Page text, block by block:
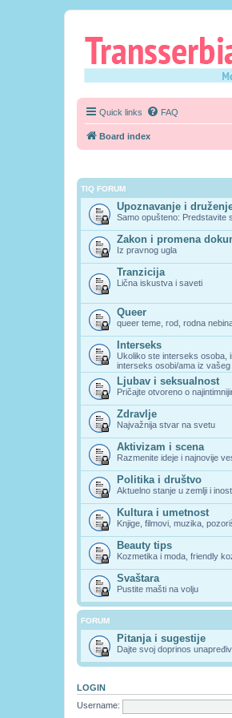
Quick links FAQ
Board index
TIQ FORUM
Upoznavanje i
Samo opušteno: Predstavite
Zakon i promena
Iz pravnog ugla
Tranzicija
Lična iskustva i saveti
Queer
queer teme, rod, rodna
Interseks
Ukoliko ste interseks osoba,
interseks osobi/ama iz
Ljubav i seksualnost
Pričajte otvoreno o
Zdravlje
Najvažnija stvar na svetu
Aktivizam i scena
Razmenite ideje i najnovije
Politika i društvo
Aktuelno stanje u zemlji i
Kultura i umetnost
Knjige, filmovi, muzika,
Beauty tips
Kozmetika i moda, friendly
Svaštara
Pustite mašti na volju
FORUM
Pitanja i sugestije
Dajte svoj doprinos
LOGIN
Username: